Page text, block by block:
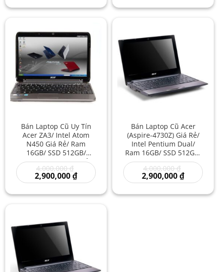
là: là:
Bán Laptop Cũ Uy Tín
Acer ZA3/ Intel Atom
N450 Giá Rẻ/ Ram
16GB/ SSD 512GB/
Laptop 10 Inch Giá Rẻ –
Máy Tính Xách Tay Nhỏ
4,000,000₫
gốc
là:
2,900,000₫Giá
hiện
là:
Bán Laptop Cũ Acer
(Aspire-4730Z) Giá Rẻ/
Intel Pentium Dual/
Ram 16GB/ SSD 512GB/
Văn Phòng/ Học Tập/
Giải Trí/ Acer Nhập
Khẩu Mỹ/ Laptop Hãng
4,000,000₫
gốc
là:
2,900,000₫Giá
hiện
là: